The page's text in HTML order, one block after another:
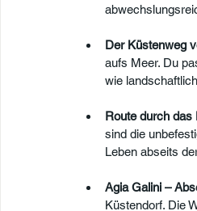
Der Küstenweg
aufs Meer. Du
wie
Route durch das
sind die
Leben abseits
Agia Galini –
Küstendorf. Die